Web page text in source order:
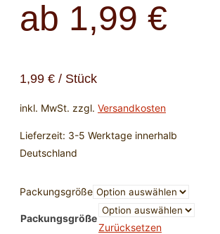
ab 1,99 €
1,99 € / Stück
inkl. MwSt. zzgl. Versandkosten
Lieferzeit: 3-5 Werktage innerhalb
Deutschland
Packungsgröße
Packungsgröße
Zurücksetzen